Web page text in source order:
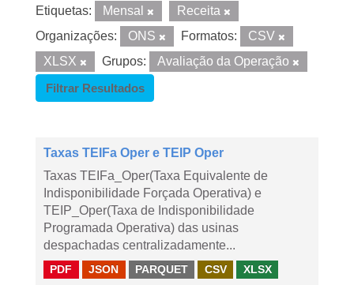
Etiquetas: Mensal
Receita
Organizações:
ONS Formatos:
CSV
XLSX
Grupos:
Avaliação da Operação
Filtrar Resultados
Taxas TEIFa Oper e TEIP Oper
Taxas TEIFa_Oper(Taxa Equivalente de
Indisponibilidade Forçada Operativa) e
TEIP_Oper(Taxa de Indisponibilidade
Programada Operativa) das usinas
despachadas centralizadamente...
PDF JSON PARQUET CSV XLSX